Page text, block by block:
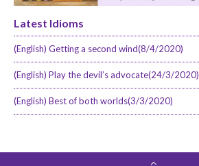
Latest Idioms
(English) Getting a second wind(8/4/2020)
(English) Play the devil’s advocate(24/3/2020)
(English) Best of both worlds(3/3/2020)